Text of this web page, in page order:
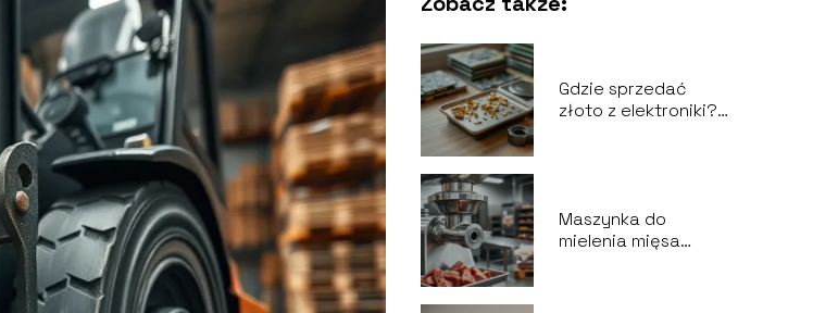
Gdzie sprzedać
złoto z elektroniki?
Maszynka do
mielenia mięsa